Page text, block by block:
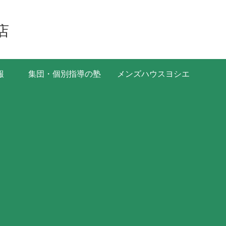
集団・個別指導の塾 メンズハウスヨシエ